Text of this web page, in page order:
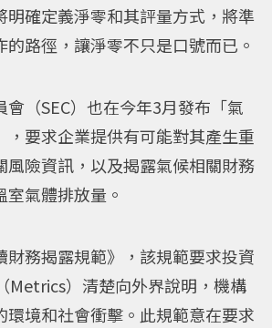
明確定義淨零和其評量方式，將準
路徑，讓淨零不只是口號而已。
（SEC）也在今年3月發布「氣
，要求企業提供有可能對其產生重
風險資訊，以及揭露氣候相關財務
氣體排放量。
財務揭露規範》，該規範要求投資
Metrics）清楚向外界說明，機構
環境和社會衝擊。此規範意在要求